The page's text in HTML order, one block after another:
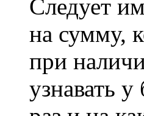
Следует
на сумму,
при
узнавать